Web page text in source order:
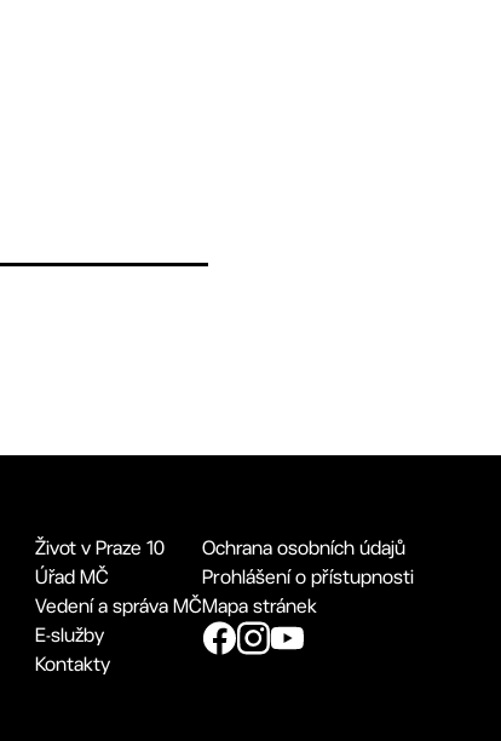
Život v Praze 10
Úřad MČ
Vedení a správa MČ
E-služby
Kontakty
Ochrana osobních údajů
Prohlášení o přístupnosti
Mapa stránek